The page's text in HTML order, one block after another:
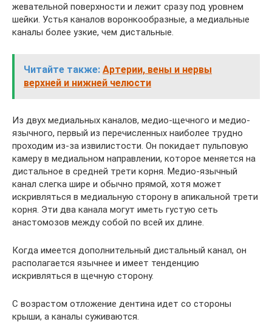
жевательной поверхности и лежит сразу под уровнем
шейки. Устья каналов воронкообразные, а медиальные
каналы более узкие, чем дистальные.
Читайте также: Артерии, вены и нервы
верхней и нижней челюсти
Из двух медиальных каналов, медио-щечного и медио-
язычного, первый из перечисленных наиболее трудно
проходим из-за извилистости. Он покидает пульповую
камеру в медиальном направлении, которое меняется на
дистальное в средней трети корня. Медио-язычный
канал слегка шире и обычно прямой, хотя может
искривляться в медиальную сторону в апикальной трети
корня. Эти два канала могут иметь густую сеть
анастомозов между собой по всей их длине.
Когда имеется дополнительный дистальный канал, он
располагается язычнее и имеет тенденцию
искривляться в щечную сторону.
С возрастом отложение дентина идет со стороны
крыши, а каналы суживаются.